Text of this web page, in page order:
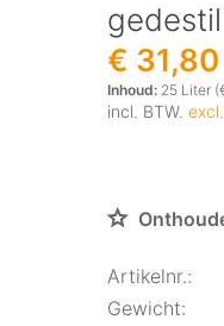
€ 31,80
Inhoud: 25 Liter
incl. BTW.
Artikelnr.:
Gewicht: